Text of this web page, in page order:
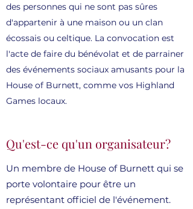
des personnes qui ne sont pas sûres
d'appartenir à une maison ou un clan
écossais ou celtique. La convocation est
l'acte de faire du bénévolat et de parrainer
des événements sociaux amusants pour la
House of Burnett, comme vos Highland
Games locaux.
Qu'est-ce qu'un organisateur?
Un membre de House of Burnett qui se
porte volontaire pour être un
représentant officiel de l'événement.